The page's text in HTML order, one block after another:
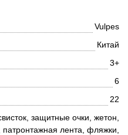
Vulpes
Китай
3+
6
22
защитные очки, жетон,
лента, фляжки,